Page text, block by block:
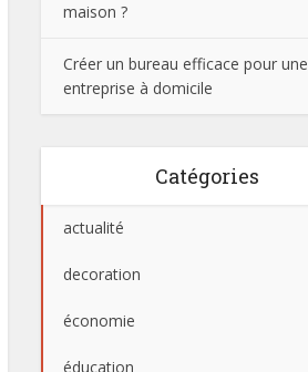
maison ?
Créer un bureau efficace pour une
entreprise à domicile
Catégories
actualité
decoration
économie
éducation